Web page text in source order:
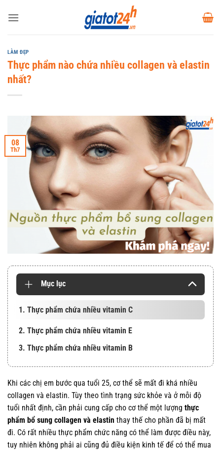
qua
LÀM ĐẸP
Thực phẩm nào chứa nhiều collagen và elastin
nhất?
08
Th7
Mục lục
1. Thực phẩm chứa nhiều vitamin C
2. Thực phẩm chứa nhiều vitamin E
3. Thực phẩm chứa nhiều vitamin B
Khi các chị em bước qua tuổi 25, cơ thể sẽ mất đi khá nhiều
collagen và elastin. Tùy theo tình trạng sức khỏe và ở mỗi độ
tuổi nhất định, cần phải cung cấp cho cơ thể một lượng thực
phẩm bổ sung collagen và elastin thay thế cho phần đã bị mất
đi. Có rất nhiều thực phẩm chức năng có thể làm được điều này,
tuy nhiên không phải ai cũng đủ điều kiện kinh tế để có thể mua